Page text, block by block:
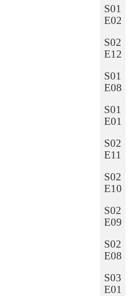
S01
E02
S02
E12
S01
E08
S01
E01
S02
E11
S02
E10
S02
E09
S02
E08
S03
E01